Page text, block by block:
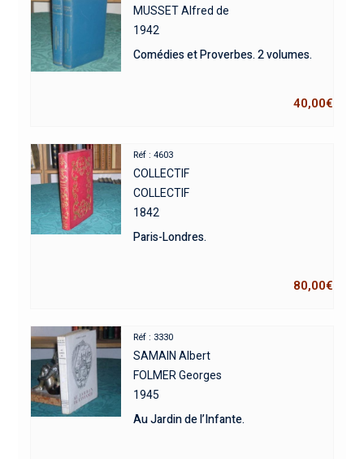
MUSSET Alfred de
1942
Comédies et Proverbes. 2 volumes.
40,00€
Réf : 4603
COLLECTIF
COLLECTIF
1842
Paris-Londres.
80,00€
Réf : 3330
SAMAIN Albert
FOLMER Georges
1945
Au Jardin de l’Infante.